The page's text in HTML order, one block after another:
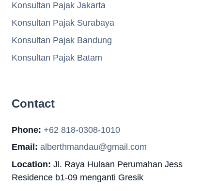
Konsultan Pajak Jakarta
Konsultan Pajak Surabaya
Konsultan Pajak Bandung
Konsultan Pajak Batam
Contact
Phone: +62 818-0308-1010
Email: alberthmandau@gmail.com
Location: Jl. Raya Hulaan Perumahan Jess
Residence b1-09 menganti Gresik